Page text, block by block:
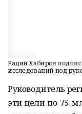
Радий Хабиров
исследований под
Руководитель
эти цели по 75